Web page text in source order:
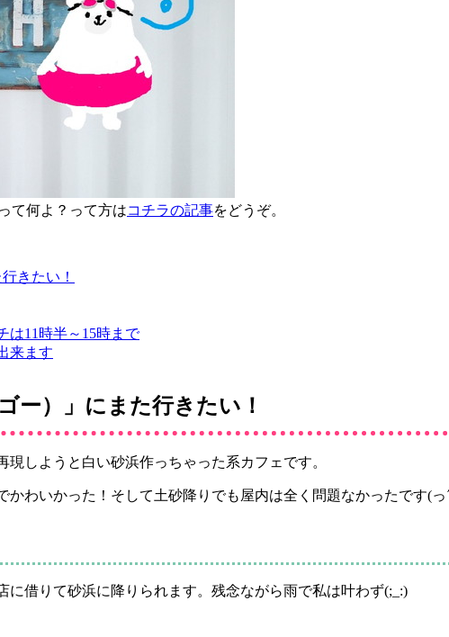
て何よ？って方はコチラの記事をどうぞ。
きたい！
は11時半～15時まで
来ます
ー）」にまた行きたい！
現しようと白い砂浜作っちゃった系カフェです。
わいかった！そして土砂降りでも屋内は全く問題なかったです(っ
借りて砂浜に降りられます。残念ながら雨で私は叶わず(;_:)